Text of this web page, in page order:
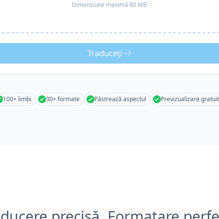
Dimensiune maximă 80 MB
Traduceți
100+ limbi 30+ formate Păstrează aspectul Previzualizare